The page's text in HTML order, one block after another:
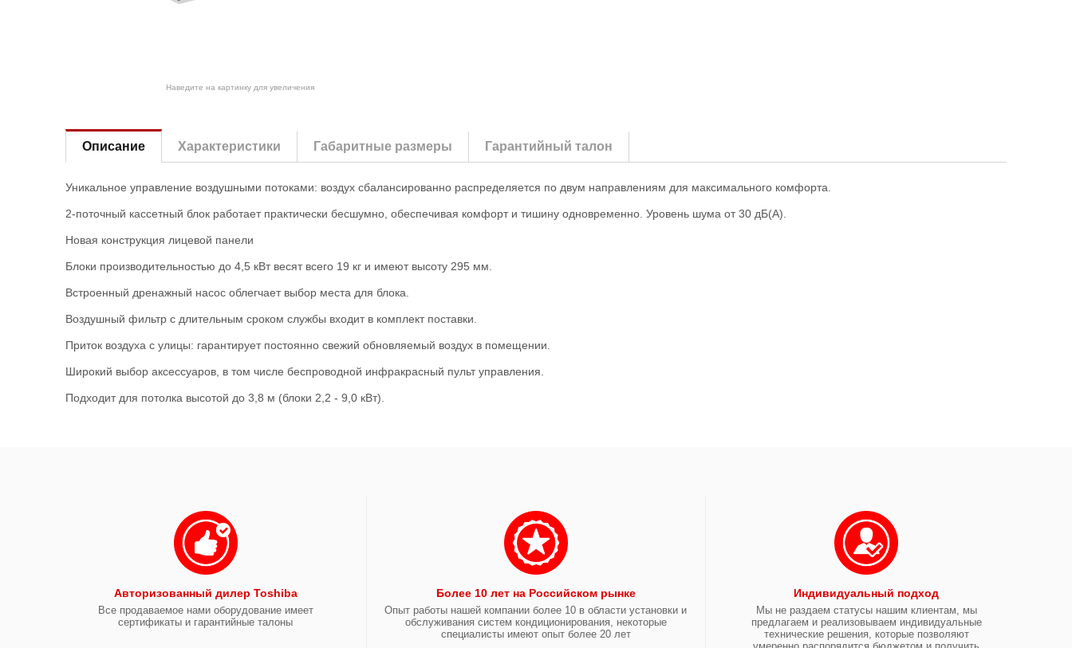
Наведите на картинку для увеличения
Описание Характеристики Габаритные размеры Гарантийный талон
Уникальное управление воздушными потоками: воздух сбалансированно распределяется по двум направлениям для максимального комфорта.
2-поточный кассетный блок работает практически бесшумно, обеспечивая комфорт и тишину одновременно. Уровень шума от 30 дБ(А).
Новая конструкция лицевой панели
Блоки производительностью до 4,5 кВт весят всего 19 кг и имеют высоту 295 мм.
Встроенный дренажный насос облегчает выбор места для блока.
Воздушный фильтр с длительным сроком службы входит в комплект поставки.
Приток воздуха с улицы: гарантирует постоянно свежий обновляемый воздух в помещении.
Широкий выбор аксессуаров, в том числе беспроводной инфракрасный пульт управления.
Подходит для потолка высотой до 3,8 м (блоки 2,2 - 9,0 кВт).
Авторизованный дилер Toshiba
Все продаваемое нами оборудование имеет
сертификаты и гарантийные талоны
Более 10 лет на Российском рынке
Опыт работы нашей компании более 10 в области установки и
обслуживания систем кондиционирования, некоторые
специалисты имеют опыт более 20 лет
Индивидуальный подход
Мы не раздаем статусы нашим клиентам, мы
предлагаем и реализовываем индивидуальные
технические решения, которые позволяют